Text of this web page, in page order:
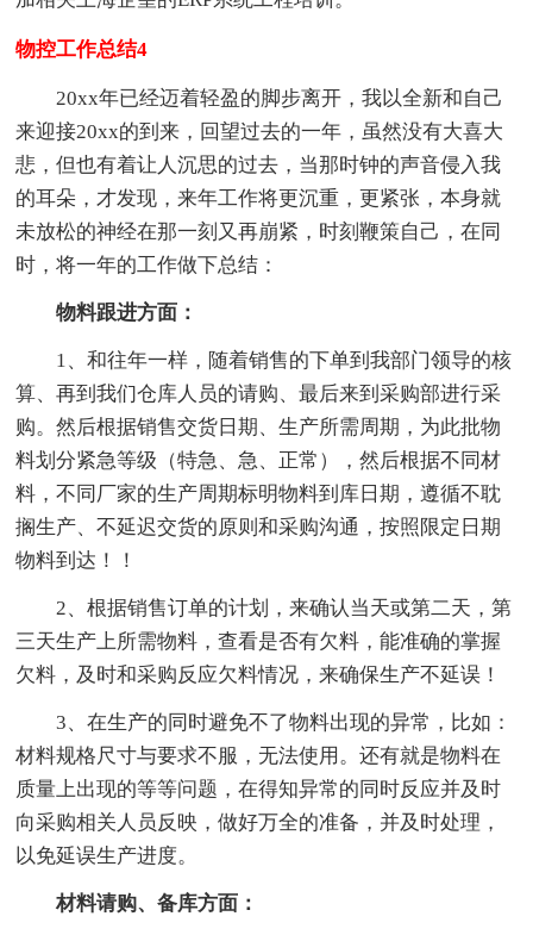
物控工作总结4
20xx年已经迈着轻盈的脚步离开，我以全新和自己
来迎接20xx的到来，回望过去的一年，虽然没有大喜大
悲，但也有着让人沉思的过去，当那时钟的声音侵入我
的耳朵，才发现，来年工作将更沉重，更紧张，本身就
未放松的神经在那一刻又再崩紧，时刻鞭策自己，在同
时，将一年的工作做下总结：
物料跟进方面：
1、和往年一样，随着销售的下单到我部门领导的核
算、再到我们仓库人员的请购、最后来到采购部进行采
购。然后根据销售交货日期、生产所需周期，为此批物
料划分紧急等级（特急、急、正常），然后根据不同材
料，不同厂家的生产周期标明物料到库日期，遵循不耽
搁生产、不延迟交货的原则和采购沟通，按照限定日期
物料到达！！
2、根据销售订单的计划，来确认当天或第二天，第
三天生产上所需物料，查看是否有欠料，能准确的掌握
欠料，及时和采购反应欠料情况，来确保生产不延误！
3、在生产的同时避免不了物料出现的异常，比如：
材料规格尺寸与要求不服，无法使用。还有就是物料在
质量上出现的等等问题，在得知异常的同时反应并及时
向采购相关人员反映，做好万全的准备，并及时处理，
以免延误生产进度。
材料请购、备库方面：